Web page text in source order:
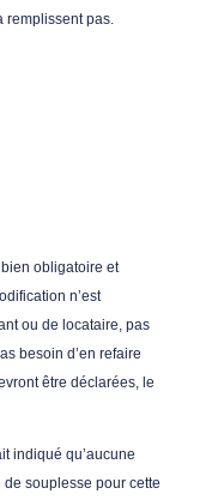
remplissent pas.
obligatoire et
n’est
ou de locataire, pas
besoin d’en refaire
être déclarées, le
indiqué qu’aucune
souplesse pour cette